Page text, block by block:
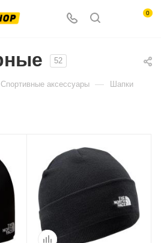
0
52
Спортивные аксессуары — Шапки